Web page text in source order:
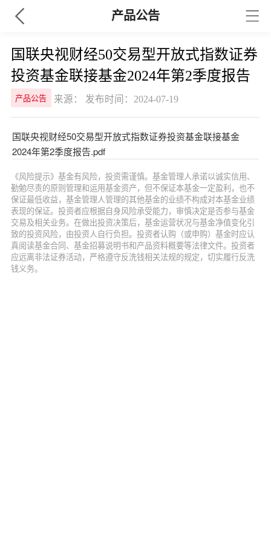
产品公告
国联央视财经50交易型开放式指数证券
投资基金联接基金2024年第2季度报告
产品公告 来源： 发布时间：2024-07-19
国联央视财经50交易型开放式指数证券投资基金联接基金
2024年第2季度报告.pdf
《风险提示》基金有风险，投资需谨慎。基金管理人承诺以诚实信用、
勤勉尽责的原则管理和运用基金资产，但不保证本基金一定盈利，也不
保证最低收益，基金管理人管理的其他基金的业绩不构成对本基金业绩
表现的保证。投资者应根据自身风险承受能力，审慎决定是否参与基金
交易及相关业务。在做出投资决策后，基金运营状况与基金净值变化引
致的投资风险，由投资人自行负担。投资者认购（或申购）基金时应认
真阅读基金合同、基金招募说明书和产品资料概要等法律文件。投资者
应远离非法证券活动，严格遵守反洗钱相关法规的规定，切实履行反洗
钱义务。